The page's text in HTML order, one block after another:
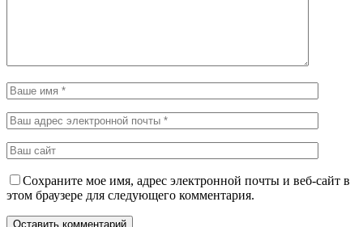
Сохраните мое имя, адрес электронной почты и веб-сайт в
этом браузере для следующего комментария.